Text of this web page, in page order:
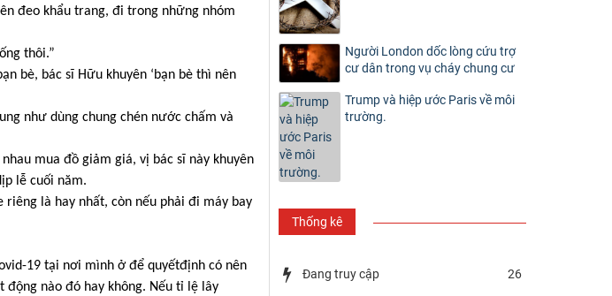
đeo khẩu trang, đi trong những nhóm
thôi.”
bè, bác sĩ Hữu khuyên ‘bạn bè thì nên
như dùng chung chén nước chấm và
mua đồ giảm giá, vị bác sĩ này khuyên
lễ cuối năm.
riêng là hay nhất, còn nếu phải đi máy bay
19 tại nơi mình ở để quyếtđịnh có nên
nào đó hay không. Nếu tỉ lệ lây
Người London dốc lòng cứu trợ
cư dân trong vụ cháy chung cư
Trump và hiệp ước Paris về môi
trường.
Thống kê
Đang truy cập 26